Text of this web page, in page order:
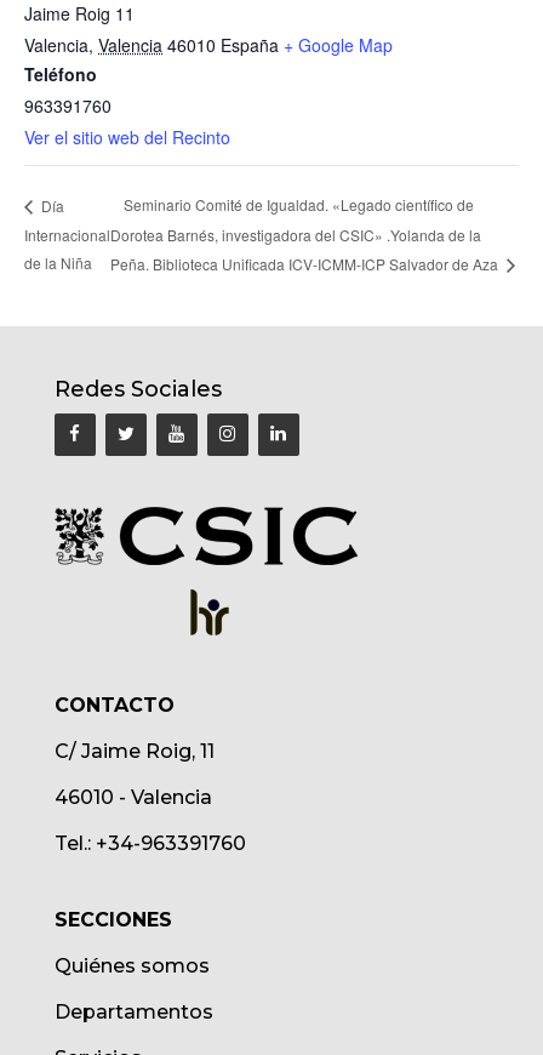
Jaime Roig 11
Valencia, Valencia 46010 España + Google Map
Teléfono
963391760
Ver el sitio web del Recinto
Día
Internacional
de la Niña
Seminario Comité de Igualdad. «Legado científico de
Dorotea Barnés, investigadora del CSIC» .Yolanda de la
Peña. Biblioteca Unificada ICV-ICMM-ICP Salvador de Aza
Redes Sociales
CONTACTO
C/ Jaime Roig, 11
46010 - Valencia
Tel.: +34-963391760
SECCIONES
Quiénes somos
Departamentos